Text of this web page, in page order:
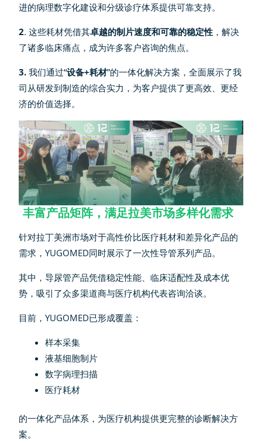
进的病理数字化建设和分级诊疗体系提供可靠支持。
2. 这些耗材凭借其卓越的制片速度和可靠的稳定性 ，解决
了诸多临床痛点，成为许多客户咨询的焦点。
3. 我们通过“设备+耗材”的一体化解决方案，全面展示了我
司从研发到制造的综合实力，为客户提供了更高效、更经
济的价值选择。
丰富产品矩阵，满足拉美市场多样化需求
针对拉丁美洲市场对于高性价比医疗耗材和差异化产品的
需求，YUGOMED同时展示了一次性导管系列产品。
其中，导尿管产品凭借稳定性能、临床适配性及成本优
势，吸引了众多渠道商与医疗机构代表咨询洽谈。
目前，YUGOMED已形成覆盖：
样本采集
液基细胞制片
数字病理扫描
医疗耗材
的一体化产品体系，为医疗机构提供更完整的诊断解决方
案。